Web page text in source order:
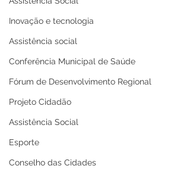
Inovação e tecnologia
Assistência social
Conferência Municipal de Saúde
Fórum de Desenvolvimento Regional
Projeto Cidadão
Assistência Social
Esporte
Conselho das Cidades